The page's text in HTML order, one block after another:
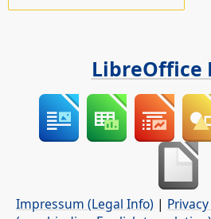
LibreOffice
Impressum (Legal Info) |